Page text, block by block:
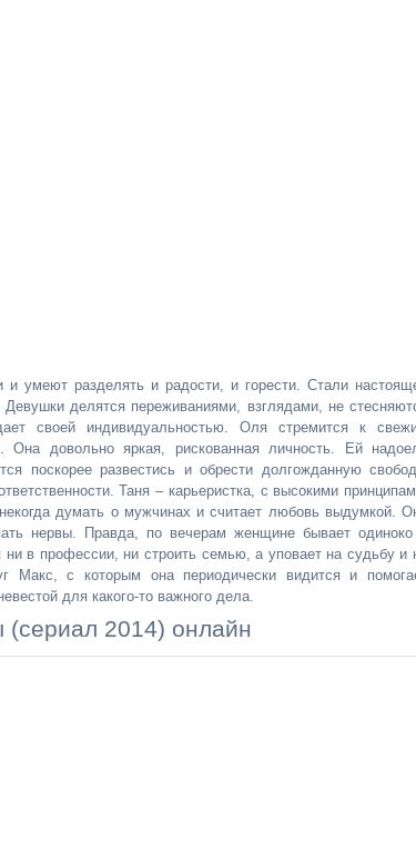
умеют разделять и радости, и горести. Стали
делятся переживаниями, взглядами, не
своей индивидуальностью. Оля стремится к
довольно яркая, рискованная личность. Ей
поскорее развестись и обрести долгожданную
Таня – карьеристка, с высокими
думать о мужчинах и считает любовь выдумкой.
нервы. Правда, по вечерам женщине бывает
в профессии, ни строить семью, а уповает на судьбу и
с которым она периодически видится и
для какого-то важного дела.
2014) онлайн